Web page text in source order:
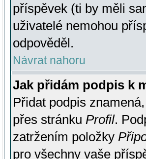
příspěvek (ti by měli
uživatelé nemohou
odpověděl.
Návrat nahoru
Jak přidám podpis k
Přidat podpis
přes stránku Profil.
zatržením položky
pro všechny vaše